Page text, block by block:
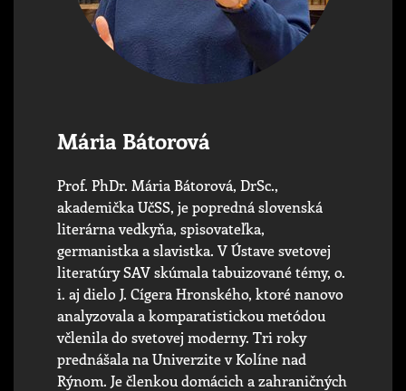
Mária Bátorová
Prof. PhDr. Mária Bátorová, DrSc.,
akademička UčSS, je popredná slovenská
literárna vedkyňa, spisovateľka,
germanistka a slavistka. V Ústave svetovej
literatúry SAV skúmala tabuizované témy, o.
i. aj dielo J. Cígera Hronského, ktoré nanovo
analyzovala a komparatistickou metódou
včlenila do svetovej moderny. Tri roky
prednášala na Univerzite v Kolíne nad
Rýnom. Je členkou domácich a zahraničných